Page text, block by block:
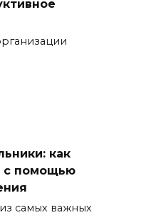
как
с помощью
самых важных